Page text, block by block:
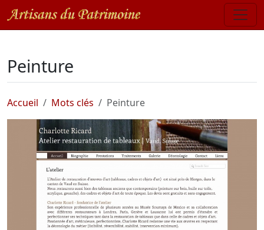
Peinture
Accueil Mots clés Peinture